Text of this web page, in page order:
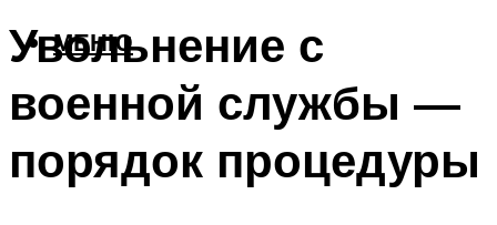
МЕНЮ
Увольнение с
военной службы —
порядок процедуры